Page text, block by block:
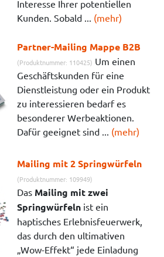
Interesse Ihrer potentiellen
Kunden. Sobald ... (mehr)
Partner-Mailing Mappe B2B
(Produktnummer: 110425) Um einen
Geschäftskunden für eine
Dienstleistung oder ein Produkt
zu interessieren bedarf es
besonderer Werbeaktionen.
Dafür geeignet sind ... (mehr)
Mailing mit 2 Springwürfeln
(Produktnummer: 109949)
Das Mailing mit zwei
Springwürfeln ist ein
haptisches Erlebnisfeuerwerk,
das durch den ultimativen
„Wow-Effekt“ jede Einladung